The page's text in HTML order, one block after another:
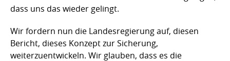
dass uns das wieder gelingt.
Wir fordern nun die Landesregierung auf, diesen
Bericht, dieses Konzept zur Sicherung,
weiterzuentwickeln. Wir glauben, dass es die